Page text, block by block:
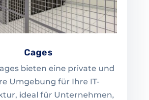
Cages
bieten eine private und
Umgebung für Ihre IT-
ideal für Unternehmen,